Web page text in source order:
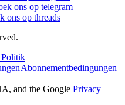
ons op telegram
ons op threads
Abonnementbedingungen
and the Google Privacy